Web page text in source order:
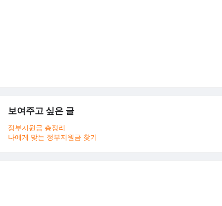
보여주고 싶은 글
정부지원금 총정리
나에게 맞는 정부지원금 찾기